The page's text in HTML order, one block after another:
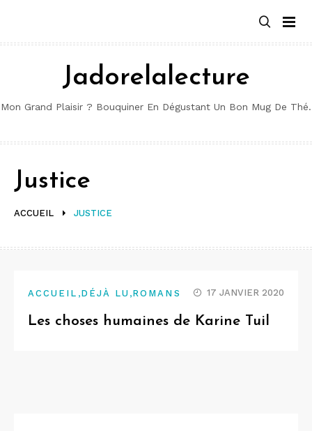
contenu
Jadorelalecture
Mon Grand Plaisir ? Bouquiner En Dégustant Un Bon Mug De Thé.
ACCUEIL JUSTICE
Justice
ACCUEIL ,DÉJÀ LU ,ROMANS 17 JANVIER 2020
Les choses humaines de Karine Tuil